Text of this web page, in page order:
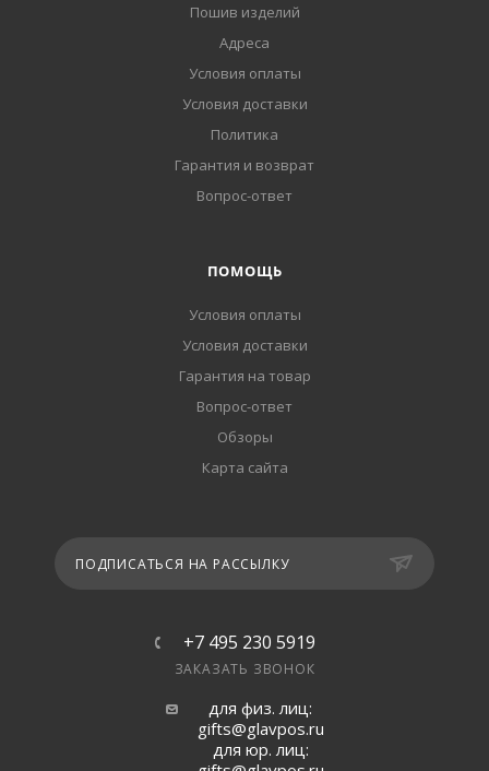
Пошив изделий
Адреса
Условия оплаты
Условия доставки
Политика
Гарантия и возврат
Вопрос-ответ
ПОМОЩЬ
Условия оплаты
Условия доставки
Гарантия на товар
Вопрос-ответ
Обзоры
Карта сайта
ПОДПИСАТЬСЯ НА РАССЫЛКУ
+7 495 230 5919
ЗАКАЗАТЬ ЗВОНОК
для физ. лиц:
gifts@glavpos.ru
для юр. лиц: